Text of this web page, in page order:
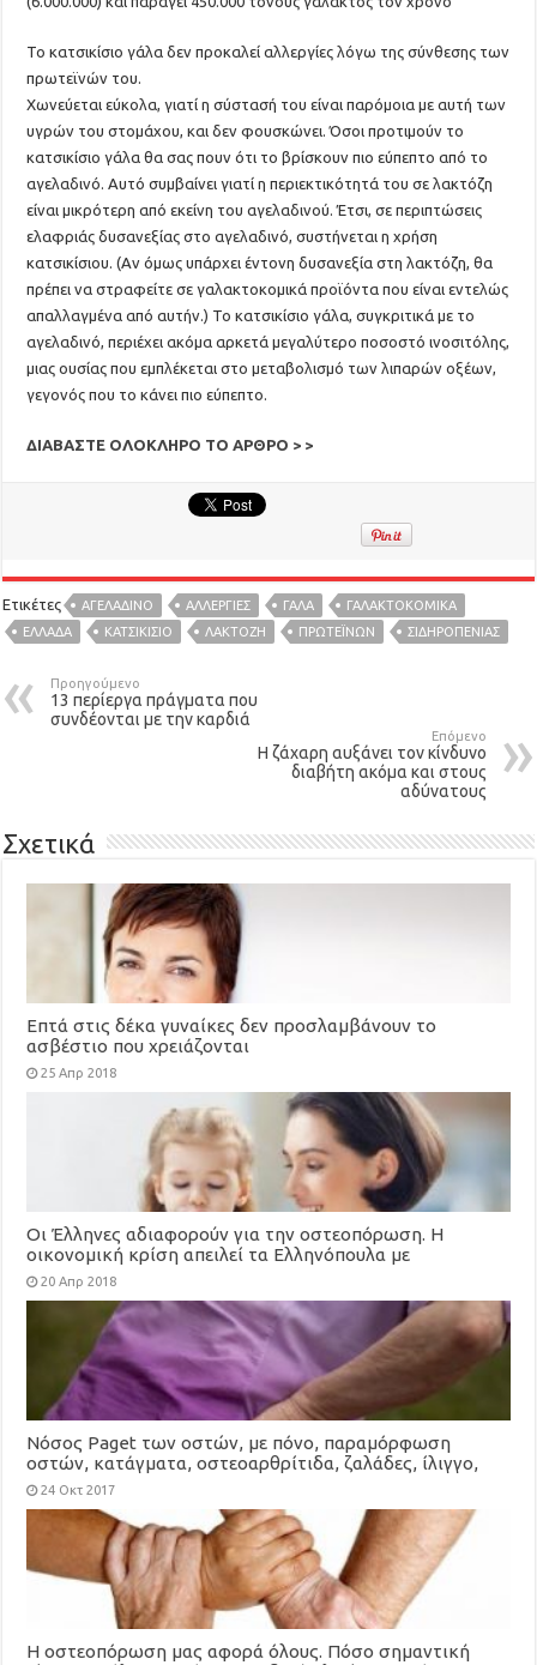
Το κατσικίσιο γάλα δεν προκαλεί αλλεργίες λόγω της σύνθεσης των
πρωτεϊνών του.
Χωνεύεται εύκολα, γιατί η σύστασή του είναι παρόμοια με αυτή των
υγρών του στομάχου, και δεν φουσκώνει. Όσοι προτιμούν το
κατσικίσιο γάλα θα σας πουν ότι το βρίσκουν πιο εύπεπτο από το
αγελαδινό. Αυτό συμβαίνει γιατί η περιεκτικότητά του σε λακτόζη
είναι μικρότερη από εκείνη του αγελαδινού. Έτσι, σε περιπτώσεις
ελαφριάς δυσανεξίας στο αγελαδινό, συστήνεται η χρήση
κατσικίσιου. (Αν όμως υπάρχει έντονη δυσανεξία στη λακτόζη, θα
πρέπει να στραφείτε σε γαλακτοκομικά προϊόντα που είναι εντελώς
απαλλαγμένα από αυτήν.) Το κατσικίσιο γάλα, συγκριτικά με το
αγελαδινό, περιέχει ακόμα αρκετά μεγαλύτερο ποσοστό ινοσιτόλης,
μιας ουσίας που εμπλέκεται στο μεταβολισμό των λιπαρών οξέων,
γεγονός που το κάνει πιο εύπεπτο.
ΔΙΑΒΑΣΤΕ ΟΛΟΚΛΗΡΟ ΤΟ ΑΡΘΡΟ > >
Ετικέτες ΑΓΕΛΑΔΙΝΌ ΑΛΛΕΡΓΊΕΣ ΓΆΛΑ
ΓΑΛΑΚΤΟΚΟΜΙΚΆ
ΕΛΛΆΔΑ
ΚΑΤΣΙΚΊΣΙΟ ΛΑΚΤΌΖΗ ΠΡΩΤΕΪΝΏΝ ΣΙΔΗΡΟΠΕΝΊΑΣ
Προηγούμενο
13 περίεργα πράγματα που
συνδέονται με την καρδιά
Επόμενο
Η ζάχαρη αυξάνει τον κίνδυνο
διαβήτη ακόμα και στους
αδύνατους
Σχετικά
Επτά στις δέκα γυναίκες δεν προσλαμβάνουν το
ασβέστιο που χρειάζονται
25 Απρ 2018
Οι Έλληνες αδιαφορούν για την οστεοπόρωση. Η
οικονομική κρίση απειλεί τα Ελληνόπουλα με
οστεοπόρωση
20 Απρ 2018
Nόσος Paget των οστών, με πόνο, παραμόρφωση
οστών, κατάγματα, οστεοαρθρίτιδα, ζαλάδες, ίλιγγο,
κώφωση
24 Οκτ 2017
Η οστεοπόρωση μας αφορά όλους. Πόσο σημαντική